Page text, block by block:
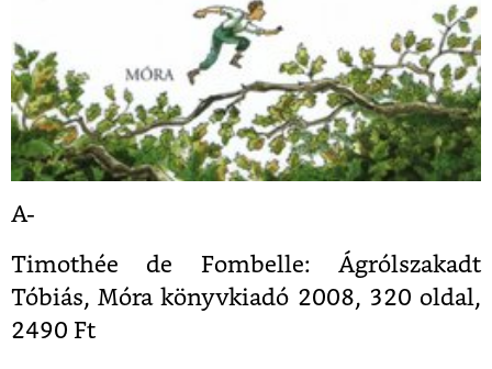
A-
Timothée de Fombelle: Ágrólszakadt
Tóbiás, Móra könyvkiadó 2008, 320 oldal,
2490 Ft